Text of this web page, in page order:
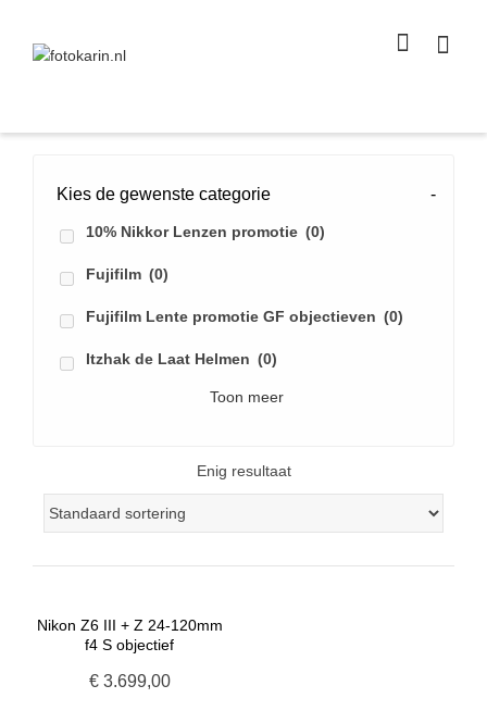
size
Kies de gewenste categorie -
10% Nikkor Lenzen promotie (0)
Fujifilm (0)
Fujifilm Lente promotie GF objectieven (0)
Itzhak de Laat Helmen (0)
Toon meer
Enig resultaat
Nikon Z6 III + Z 24-120mm
f4 S objectief
€3.699,00